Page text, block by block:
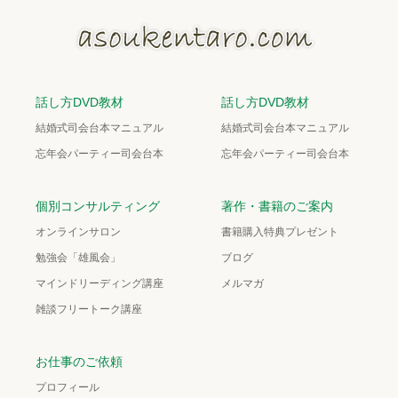
話し方DVD教材
結婚式司会台本マニュアル
忘年会パーティー司会台本
話し方DVD教材
結婚式司会台本マニュアル
忘年会パーティー司会台本
個別コンサルティング
オンラインサロン
勉強会「雄風会」
マインドリーディング講座
雑談フリートーク講座
著作・書籍のご案内
書籍購入特典プレゼント
ブログ
メルマガ
お仕事のご依頼
プロフィール